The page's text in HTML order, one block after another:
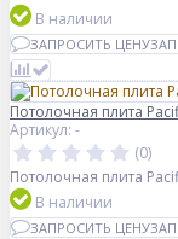
В наличии
ЗАПРОСИТЬ ЦЕНУ
Потолочная плита
Артикул: -
(0)
Потолочная плита
В наличии
ЗАПРОСИТЬ ЦЕНУ